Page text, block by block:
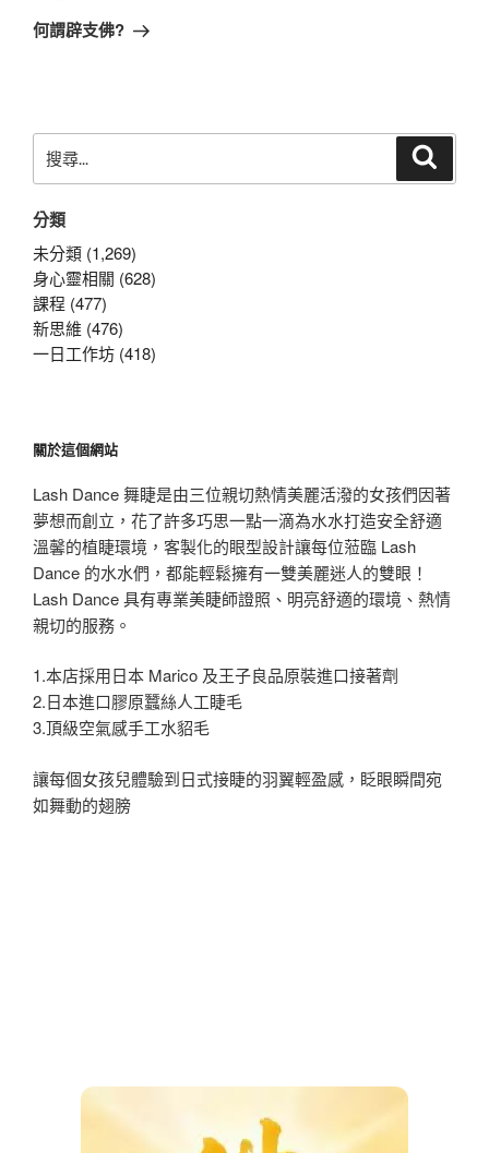
章
一
何謂辟支佛?
尋
鍵
字:
分類
未分類 (1,269)
身心靈相關 (628)
課程 (477)
新思維 (476)
一日工作坊 (418)
關於這個網站
Lash Dance 舞睫是由三位親切熱情美麗活潑的女孩們因著
夢想而創立，花了許多巧思一點一滴為水水打造安全舒適
溫馨的植睫環境，客製化的眼型設計讓每位蒞臨 Lash
Dance 的水水們，都能輕鬆擁有一雙美麗迷人的雙眼！
Lash Dance 具有專業美睫師證照、明亮舒適的環境、熱情
親切的服務。
1.本店採用日本 Marico 及王子良品原裝進口接著劑
2.日本進口膠原蠶絲人工睫毛
3.頂級空氣感手工水貂毛
讓每個女孩兒體驗到日式接睫的羽翼輕盈感，眨眼瞬間宛
如舞動的翅膀